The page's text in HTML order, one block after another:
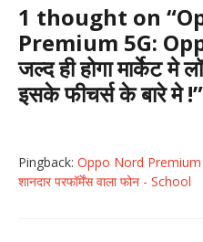
1 thought on
Premium 5G:
जल्द ही होगा मार्केट मे
इसके फीचर्स के बारे मे !”
Pingback: Oppo Nord Premium
शानदार परफॉर्मेंस वाला फोन - School